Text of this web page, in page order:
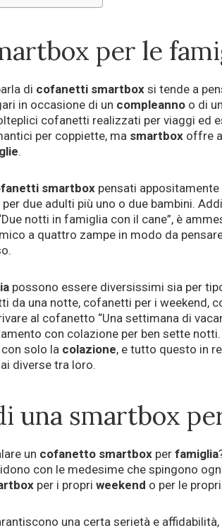
per le
di cofanetti smartbox si tende a
in occasione di un compleanno o di
cofanetti realizzati per viaggi ed
per coppiette, ma smartbox offre
.
smartbox pensati appositamente
due adulti più uno o due bambini.
notti in famiglia con il cane”, è
a quattro zampe in modo da
possono essere diversissimi sia per
da una notte, cofanetti per i weekend,
al cofanetto “Una settimana di
con colazione per ben sette
solo la colazione, e tutto questo in
diverse tra loro.
una smartbox
un cofanetto smartbox per famiglia
con le medesime che spingono
per i propri weekend o per le
una certa serietà e